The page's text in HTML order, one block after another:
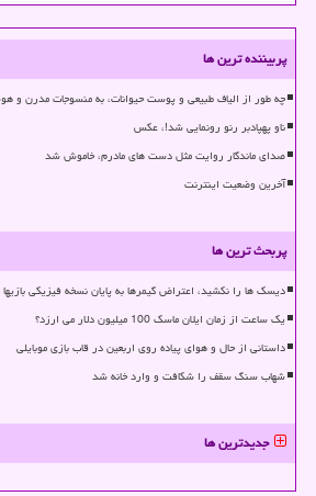
پربیننده ترین ها
چه طور از الیاف طبیعی و پوست حیوانات، به منسوجات مدرن و
ناو پهپادبر رنو رونمایی شد!، عکس
صدای ماندگار روایت مثل دست های مادرم، خاموش شد
آخرین وضعیت اینترنت
پربحث ترین ها
دیسک ها را نکشید، اعتراض گیمرها به پایان نسخه فیزیکی بازیها
یک ساعت از زمان ایلان ماسک 100 میلیون دلار می ارزد؟
داستانی از حال و هوای پیاده روی اربعین در قاب بازی موبایلی
شهاب سنگ سقف را شکافت و وارد خانه شد
جدیدترین ها